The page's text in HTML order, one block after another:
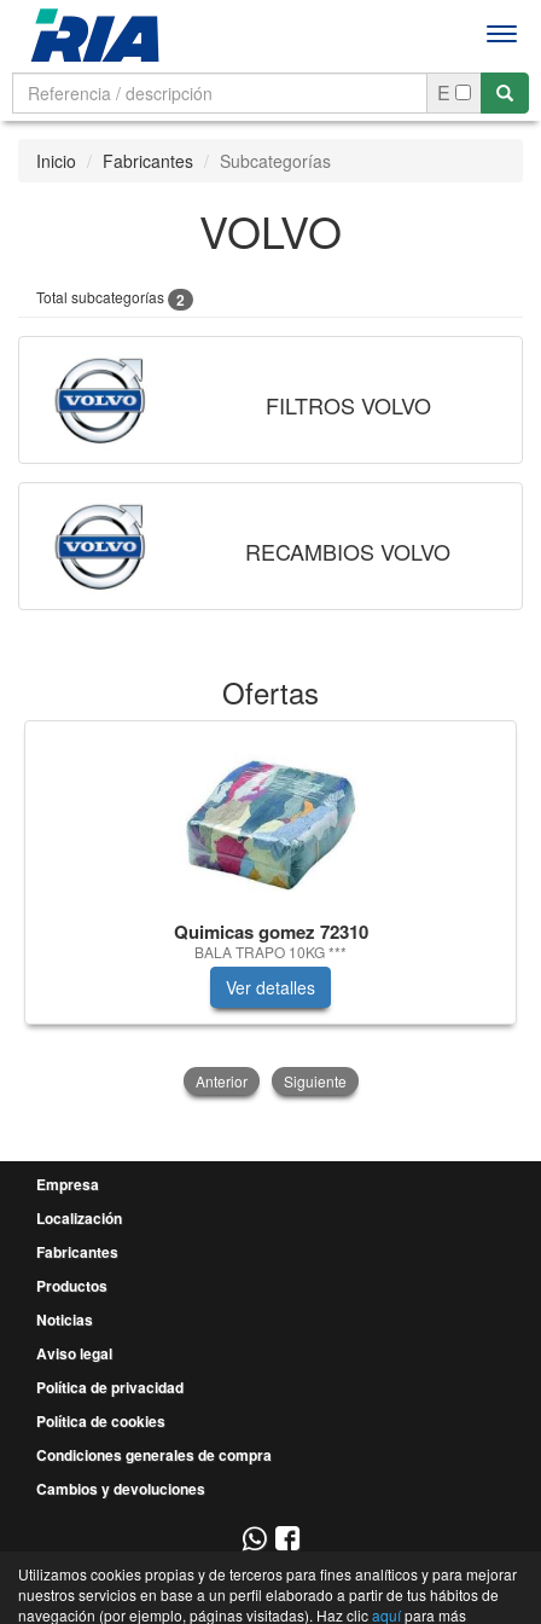
E
Inicio Fabricantes Subcategorías
VOLVO
Total subcategorías 2
FILTROS VOLVO
RECAMBIOS VOLVO
Ofertas
Quimicas gomez 72310
BALA TRAPO 10KG ***
Ver detalles
Anterior Siguiente
Empresa
Localización
Fabricantes
Productos
Noticias
Aviso legal
Política de privacidad
Política de cookies
Condiciones generales de compra
Cambios y devoluciones
967 52 29 00
P.E. Campollano - Avda. 4ª, 9 - Nave 3B - 02007 - Albacete - Albacete - España
Utilizamos cookies propias y de terceros para fines analíticos y para mejorar
nuestros servicios en base a un perfil elaborado a partir de tus hábitos de
navegación (por ejemplo, páginas visitadas). Haz clicaquípara más